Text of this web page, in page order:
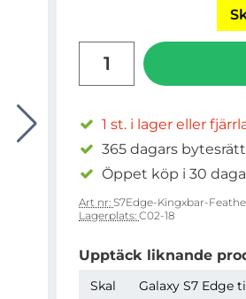
1 st. i lager eller
365 dagars bytesrätt
Öppet köp i 30
Art nr: S7Edge-Kingxbar-
Lagerplats: C02-18
Upptäck liknande
Skal Galaxy S7 Edge